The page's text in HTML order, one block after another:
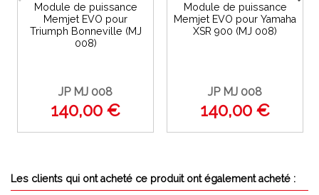
Module de puissance
Memjet EVO pour
Triumph Bonneville (MJ
008)
JP MJ 008
140,00 €
Module de puissance
Memjet EVO pour Yamaha
XSR 900 (MJ 008)
JP MJ 008
140,00 €
Les clients qui ont acheté ce produit ont également acheté :